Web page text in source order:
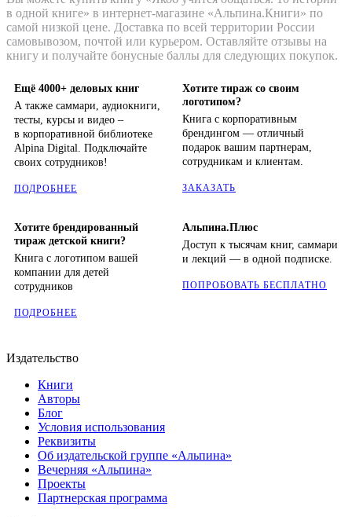
в одной книге» в интернет-магазине «Альпина.Книги» по
самой низкой цене. Доставка по всей территории России
самовывозом, почтой или курьером. Оставляйте отзывы на
книгу и получайте бонусные баллы для следующих покупок.
Ещё 4000+ деловых книг
А также саммари, аудиокниги,
тесты, курсы и видео –
в корпоративной библиотеке
Alpina Digital. Подключайте
своих сотрудников!
ПОДРОБНЕЕ
Хотите тираж со своим
логотипом?
Книга с корпоративным
брендингом — отличный
подарок вашим партнерам,
сотрудникам и клиентам.
ЗАКАЗАТЬ
Хотите брендированный
тираж детской книги?
Книга с логотипом вашей
компании для детей
сотрудников
ПОДРОБНЕЕ
Альпина.Плюс
Доступ к тысячам книг, саммари
и лекций — в одной подписке.
ПОПРОБОВАТЬ БЕСПЛАТНО
Издательство
Книги
Авторы
Блог
Условия использования
Реквизиты
Об издательской группе «Альпина»
Вечерняя «Альпина»
Проекты
Партнерская программа